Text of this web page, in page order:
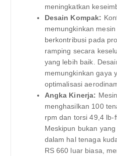
meningkatkan
Desain Kompak:
memungkinkan
berkontribusi pada
ramping secara
yang lebih baik.
memungkinkan gaya
optimalisasi
Angka Kinerja:
menghasilkan 100
rpm dan torsi 49,4 lb-
Meskipun bukan
dalam hal tenaga
RS 660 luar biasa,